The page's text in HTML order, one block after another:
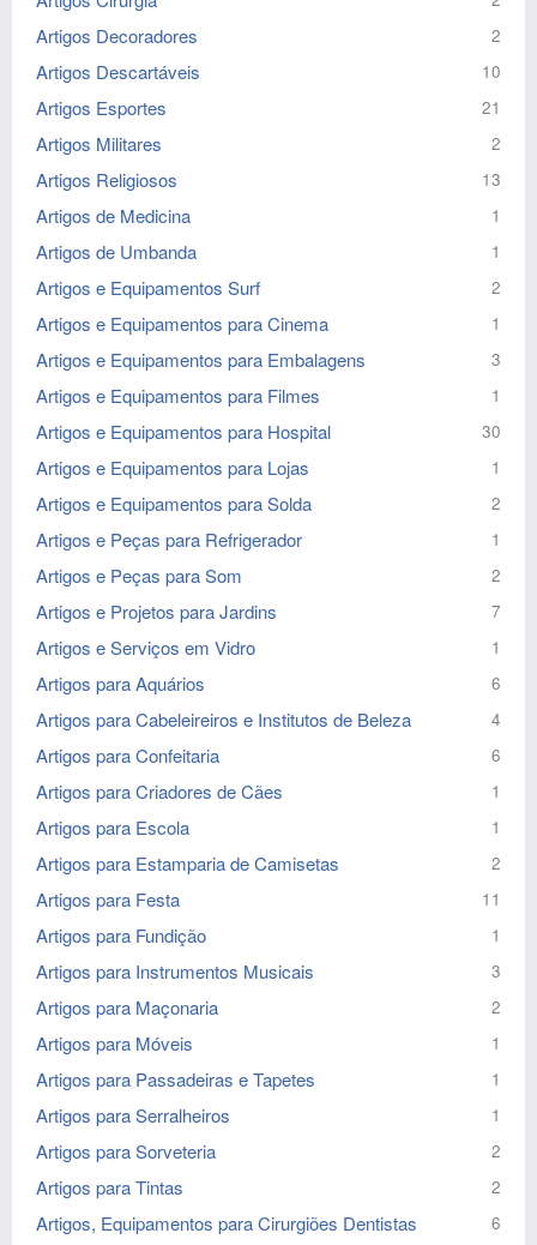
Artigos Decoradores 2
Artigos Descartáveis 10
Artigos Esportes 21
Artigos Militares 2
Artigos Religiosos 13
Artigos de Medicina 1
Artigos de Umbanda 1
Artigos e Equipamentos Surf 2
Artigos e Equipamentos para Cinema 1
Artigos e Equipamentos para Embalagens 3
Artigos e Equipamentos para Filmes 1
Artigos e Equipamentos para Hospital 30
Artigos e Equipamentos para Lojas 1
Artigos e Equipamentos para Solda 2
Artigos e Peças para Refrigerador 1
Artigos e Peças para Som 2
Artigos e Projetos para Jardins 7
Artigos e Serviços em Vidro 1
Artigos para Aquários 6
Artigos para Cabeleireiros e Institutos de Beleza 4
Artigos para Confeitaria 6
Artigos para Criadores de Cães 1
Artigos para Escola 1
Artigos para Estamparia de Camisetas 2
Artigos para Festa 11
Artigos para Fundição 1
Artigos para Instrumentos Musicais 3
Artigos para Maçonaria 2
Artigos para Móveis 1
Artigos para Passadeiras e Tapetes 1
Artigos para Serralheiros 1
Artigos para Sorveteria 2
Artigos para Tintas 2
Artigos, Equipamentos para Cirurgiões Dentistas 6